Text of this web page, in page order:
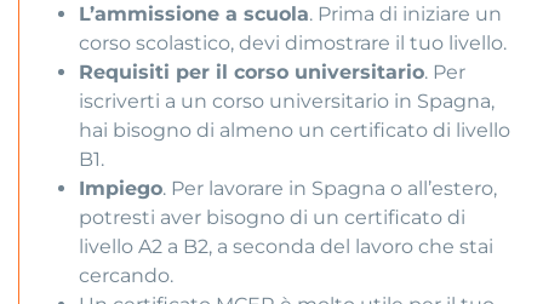
L’ammissione a scuola. Prima di iniziare un
corso scolastico, devi dimostrare il tuo livello.
Requisiti per il corso universitario. Per
iscriverti a un corso universitario in Spagna,
hai bisogno di almeno un certificato di livello
B1.
Impiego. Per lavorare in Spagna o all’estero,
potresti aver bisogno di un certificato di
livello A2 a B2, a seconda del lavoro che stai
cercando.